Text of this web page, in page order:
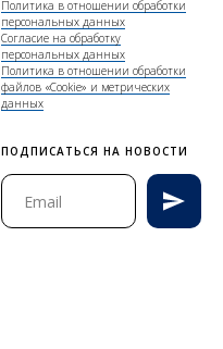
Политика в отношении обработки
персональных данных
Согласие на обработку
персональных данных
Политика в отношении обработки
файлов «Cookie» и метрических
данных
ПОДПИСАТЬСЯ НА НОВОСТИ